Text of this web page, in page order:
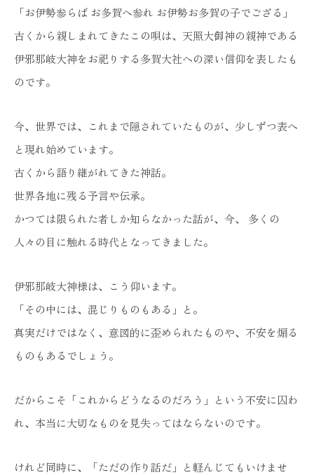
「お伊勢参らば お多賀へ参れ お伊勢お多賀の子でござる」
古くから親しまれてきたこの唄は、天照大御神の親神である
伊邪那岐大神をお祀りする多賀大社への深い信仰を表したも
のです。
今、世界では、これまで隠されていたものが、少しずつ表へ
と現れ始めています。
古くから語り継がれてきた神話。
世界各地に残る予言や伝承。
かつては限られた者しか知らなかった話が、今、 多くの
人々の目に触れる時代となってきました。
伊邪那岐大神様は、こう仰います。
「その中には、混じりものもある」と。
真実だけではなく、意図的に歪められたものや、不安を煽る
ものもあるでしょう。
だからこそ「これからどうなるのだろう」という不安に囚わ
れ、本当に大切なものを見失ってはならないのです。
けれど同時に、「ただの作り話だ」と軽んじてもいけませ